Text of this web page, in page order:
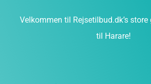
Velkommen til Rejsetilbud.dk’s store
til Harare!